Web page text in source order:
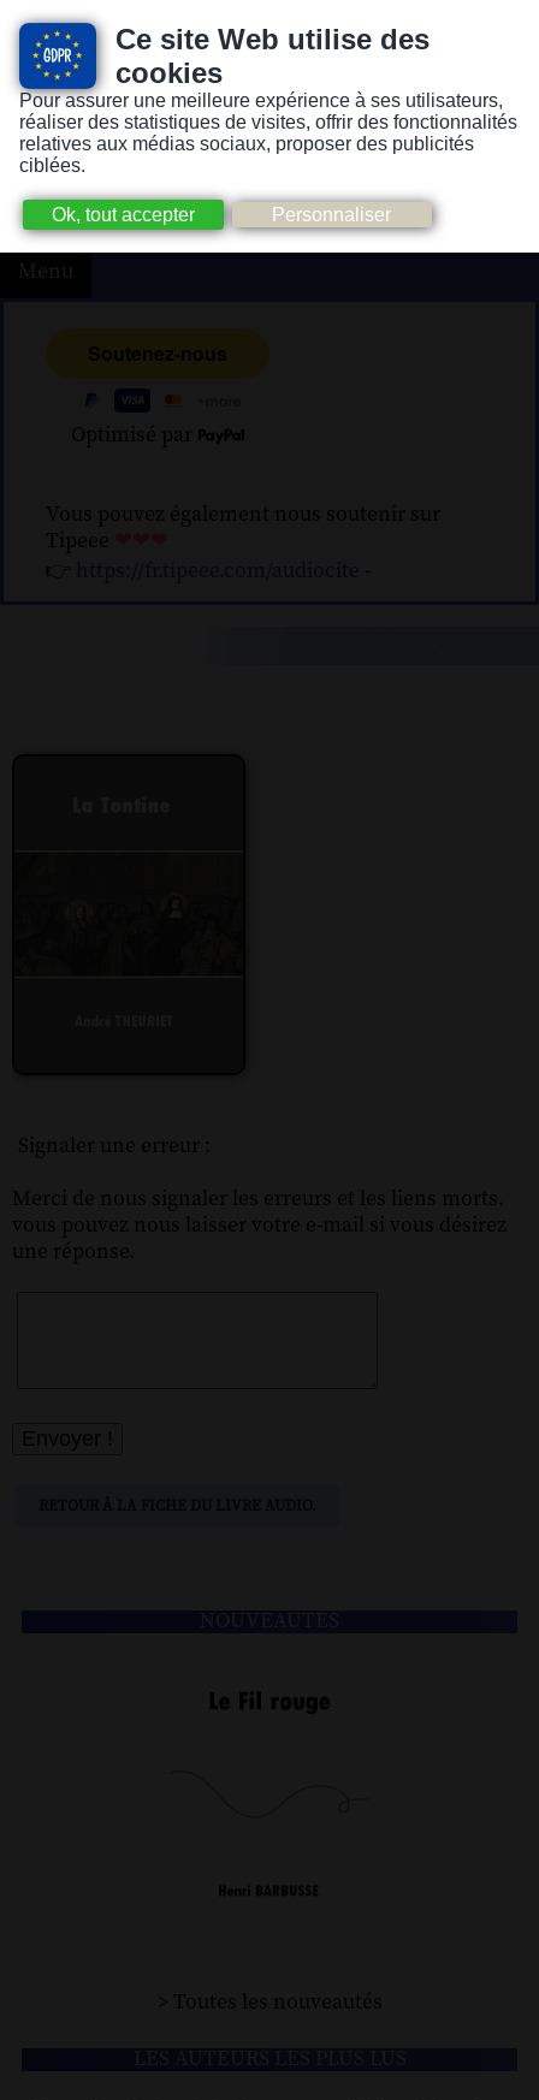
Ce site Web utilise des
cookies
Pour assurer une meilleure expérience à ses utilisateurs,
réaliser des statistiques de visites, offrir des fonctionnalités
relatives aux médias sociaux, proposer des publicités
ciblées.
Version pour personnes mal-voyantes ou non-voyantes
Menu
Optimisé par
Vous pouvez également nous soutenir sur
Tipeee
👉
-
Signaler une erreur :
Merci de nous signaler les erreurs et les liens morts.
vous pouvez nous laisser votre e-mail si vous désirez
une réponse.
> Toutes les nouveautés